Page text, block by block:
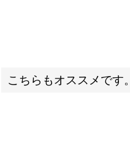
こちらもオススメです。